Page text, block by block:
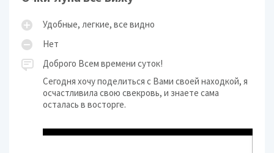
Удобные, легкие, все видно
Нет
Доброго Всем времени суток!
Сегодня хочу поделиться с Вами своей находкой, я
осчастливила свою свекровь, и знаете сама
осталась в восторге.